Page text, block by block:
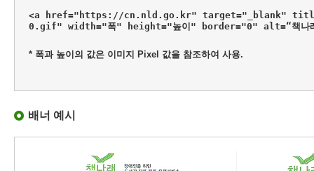
<a href="https://cn.nld.go.kr" target="_blank"
0.gif" width="폭" height="높이" border="0" alt=“책나래
* 폭과 높이의 값은 이미지 Pixel 값을 참조하여 사용.
배너 예시